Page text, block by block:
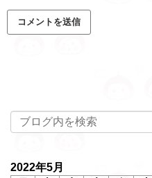
2022年5月